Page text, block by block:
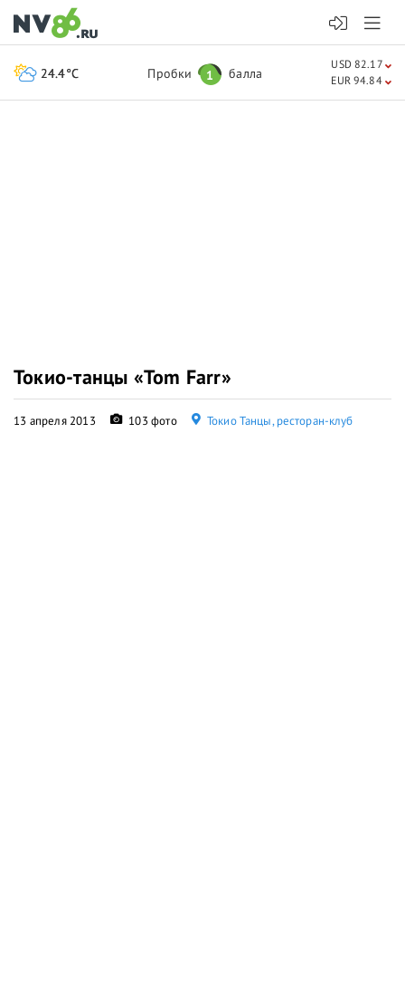
Токио-танцы «Tom Farr»
13 апреля 2013 103 фото Токио Танцы, ресторан-клуб
24.4°C Пробки 1 балла
USD 82.17
EUR 94.84